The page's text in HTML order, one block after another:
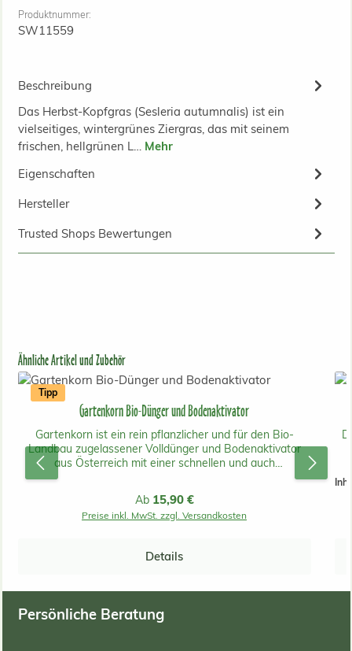
Produktnummer:
SW11559
Beschreibung
Das Herbst-Kopfgras (Sesleria autumnalis) ist ein
vielseitiges, wintergrünes Ziergras, das mit seinem
frischen, hellgrünen L… Mehr
Eigenschaften
Hersteller
Trusted Shops Bewertungen
Produktgalerie überspringen
Ähnliche Artikel und Zubehör
Tipp
Gartenkorn Bio-Dünger und Bodenaktivator
Gartenkorn ist ein rein pflanzlicher und für den Bio-
Landbau zugelassener Volldünger und Bodenaktivator
aus Österreich mit einer schnellen und auch
langanhaltenden Wirkung.Er beinhaltet keine tierischen
und Umwelt! Gartenkorn ist aus gentechnikfreier
österreichischer Produktion. Der Dünger kann bei
Weinbau und bei Zimmerpflanzen wahre Wunder
Verteilen wichtig.Die Ausgangsstoffe des Gartenkorn
& Restmelasse aus der Zuckerproduktion. Gartenkorn
Regulärer Preis:
Ab 15,90 €
Preise inkl. MwSt. zzgl. Versandkosten
Details
Persönliche Beratung